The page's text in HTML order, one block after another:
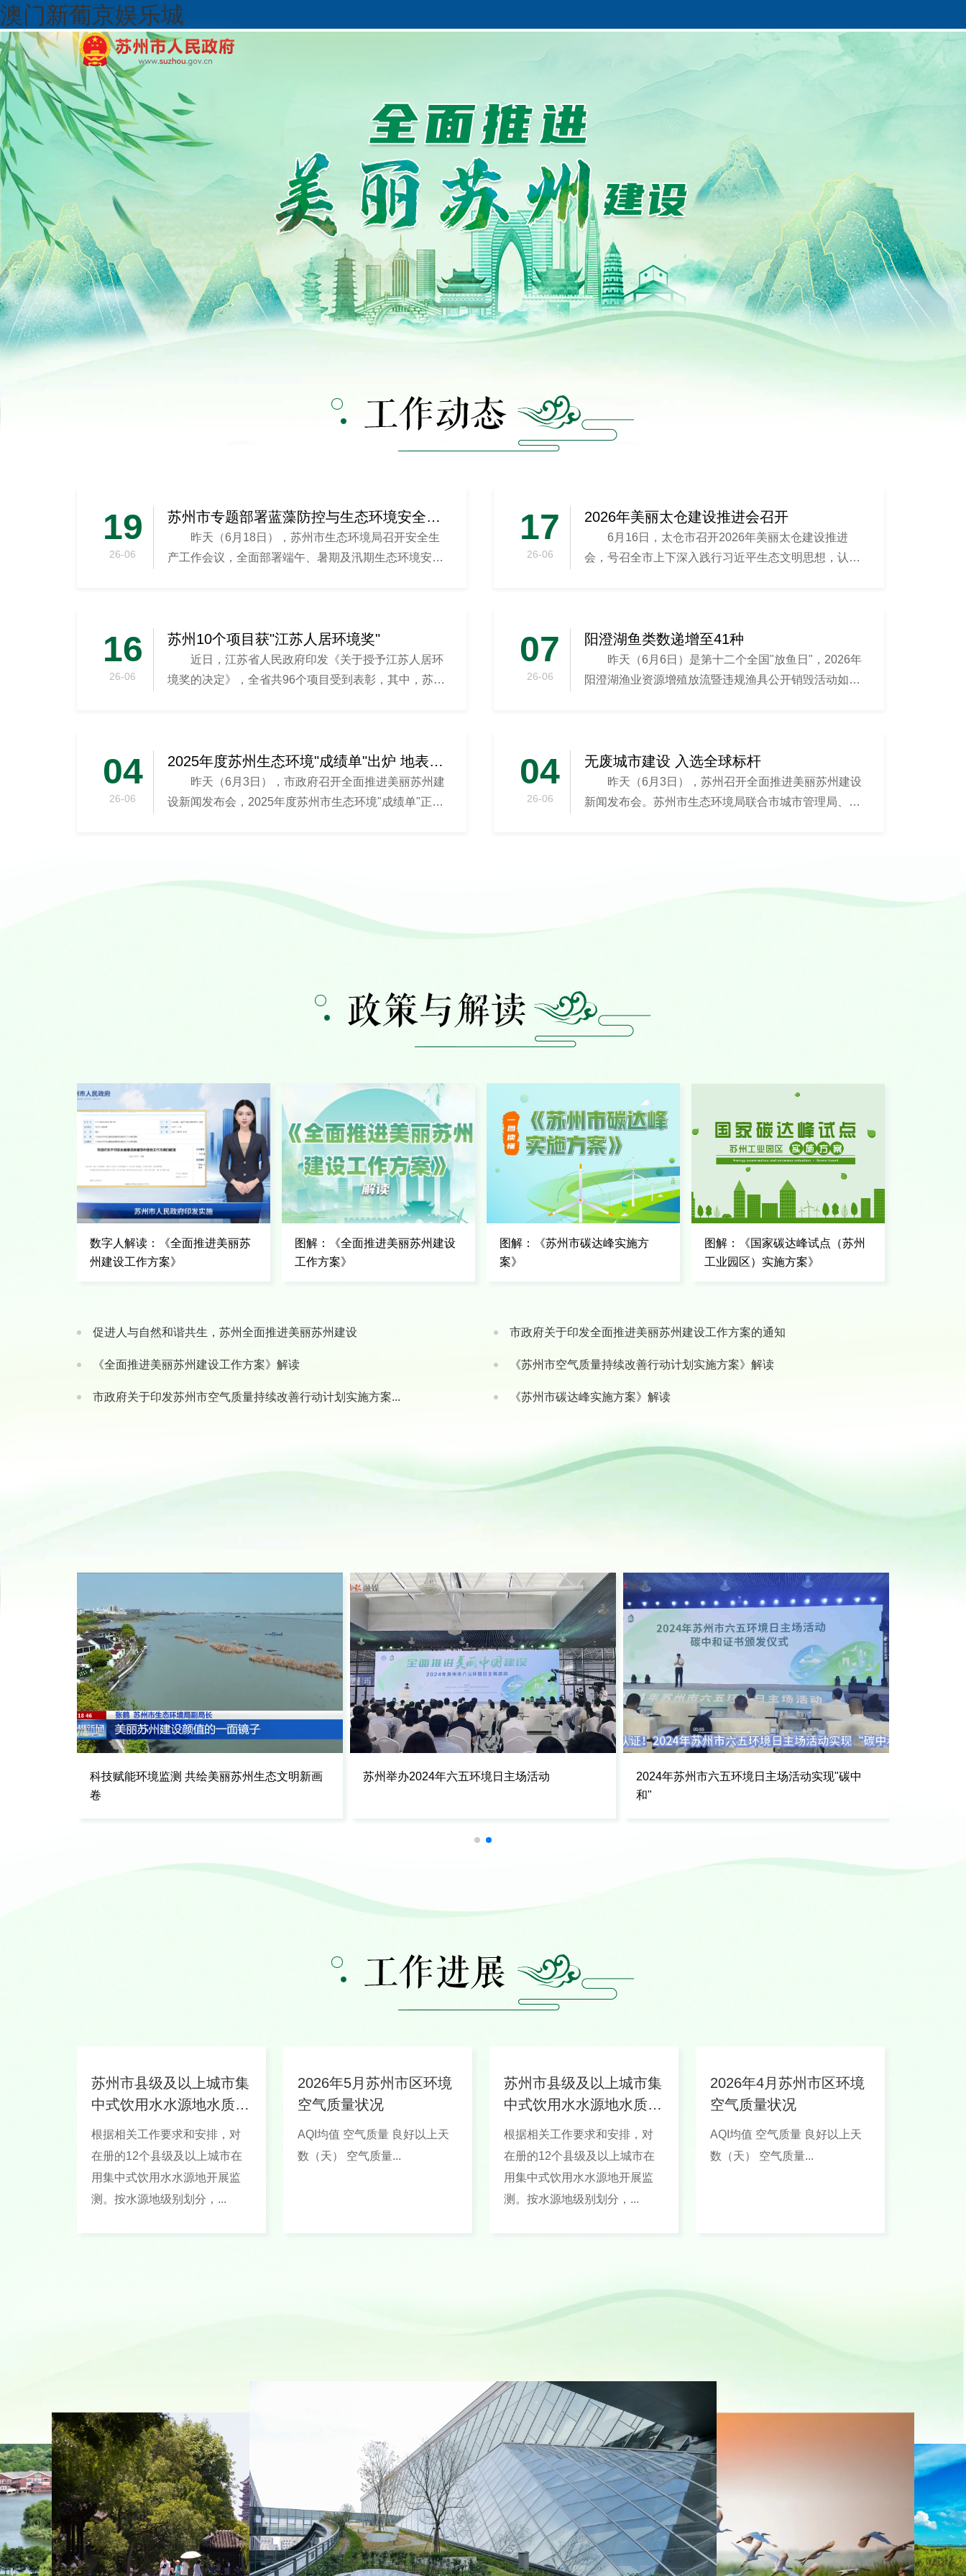
澳门新葡京娱乐城
19
26-06
苏州市专题部署蓝藻防控与生态环境安全工作
昨天（6月18日），苏州市生态环境局召开安全生
产工作会议，全面部署端午、暑期及汛期生态环境安全
17
26-06
2026年美丽太仓建设推进会召开
6月16日，太仓市召开2026年美丽太仓建设推进
会，号召全市上下深入践行习近平生态文明思想，认真
16
26-06
苏州10个项目获"江苏人居环境奖"
近日，江苏省人民政府印发《关于授予江苏人居环
境奖的决定》，全省共96个项目受到表彰，其中，苏州
07
26-06
阳澄湖鱼类数递增至41种
昨天（6月6日）是第十二个全国"放鱼日"，2026年
阳澄湖渔业资源增殖放流暨违规渔具公开销毁活动如期
04
26-06
2025年度苏州生态环境"成绩单"出炉 地表水环境创"国考...
昨天（6月3日），市政府召开全面推进美丽苏州建
设新闻发布会，2025年度苏州市生态环境"成绩单"正式
04
26-06
无废城市建设 入选全球标杆
昨天（6月3日），苏州召开全面推进美丽苏州建设
新闻发布会。苏州市生态环境局联合市城市管理局、市
数字人解读：《全面推进美丽苏
州建设工作方案》
图解：《全面推进美丽苏州建设
工作方案》
图解：《苏州市碳达峰实施方
案》
图解：《国家碳达峰试点（苏州
工业园区）实施方案》
促进人与自然和谐共生，苏州全面推进美丽苏州建设 市政府关于印发全面推进美丽苏州建设工作方案的通知
《全面推进美丽苏州建设工作方案》解读 《苏州市空气质量持续改善行动计划实施方案》解读
市政府关于印发苏州市空气质量持续改善行动计划实施方案... 《苏州市碳达峰实施方案》解读
科技赋能环境监测 共绘美丽苏州生态文明新画
卷
苏州举办2024年六五环境日主场活动
2024年苏州市六五环境日主场活动实现"碳中
和"
苏州市县级及以上城市集
中式饮用水水源地水质状
况（2026...
根据相关工作要求和安排，对
在册的12个县级及以上城市在
用集中式饮用水水源地开展监
测。按水源地级别划分，...
2026年5月苏州市区环境
空气质量状况
AQI均值 空气质量 良好以上天
数（天） 空气质量...
苏州市县级及以上城市集
中式饮用水水源地水质状
况（2026...
根据相关工作要求和安排，对
在册的12个县级及以上城市在
用集中式饮用水水源地开展监
测。按水源地级别划分，...
2026年4月苏州市区环境
空气质量状况
AQI均值 空气质量 良好以上天
数（天） 空气质量...